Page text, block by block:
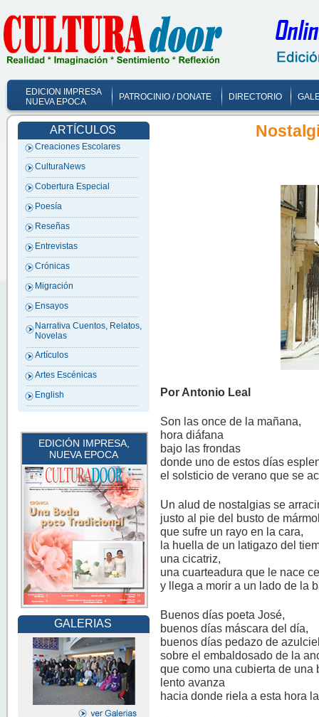
EDICION IMPRESA
NUEVA EPOCA
PATROCINIO / DONATE DIRECTORIO
ARTÍCULOS
Creaciones Escolares
CulturaNews
Cobertura Especial
Poesía
Reseñas
Entrevistas
Crónicas
Migración
Ensayos
Narrativa Cuentos, Relatos,
Novelas
Artículos
Artes Escénicas
English
EDICIÓN IMPRESA,
NUEVA EPOCA
GALERIAS
Por Antonio Leal
Son las once de la mañana,
hora diáfana
bajo las frondas
donde uno de estos días
el solsticio de verano que se
Un alud de nostalgias se
justo al pie del busto de
que sufre un rayo en la cara,
la huella de un latigazo del
una cicatriz,
una cuarteadura que le nace
y llega a morir a un lado de la
Buenos días poeta José,
buenos días máscara del día,
buenos días pedazo de
sobre el embaldosado de la
que como una cubierta de una
lento avanza
hacia donde riela a esta hora